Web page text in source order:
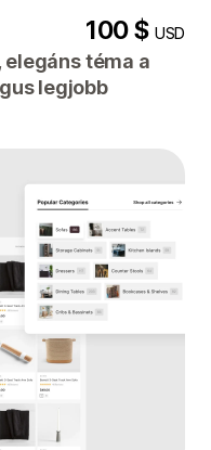
100 $USD
elegáns téma a
legjobb